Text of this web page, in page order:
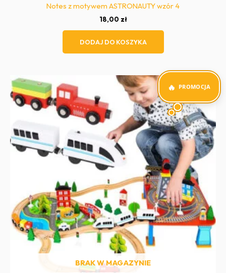
Notes z motywem ASTRONAUTY wzór 4
18,00 zł
DODAJ DO KOSZYKA
PROMOCJA
BRAK W MAGAZYNIE